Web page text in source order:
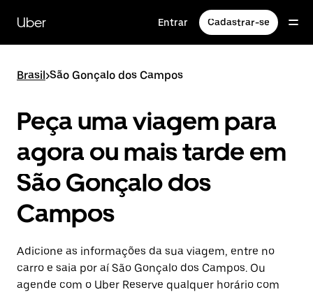
para
conteúdo
Uber Entrar Cadastrar-se
Brasil>São Gonçalo dos Campos
Peça uma viagem para
agora ou mais tarde em
São Gonçalo dos
Campos
Adicione as informações da sua viagem, entre no
carro e saia por aí São Gonçalo dos Campos. Ou
agende com o Uber Reserve qualquer horário com